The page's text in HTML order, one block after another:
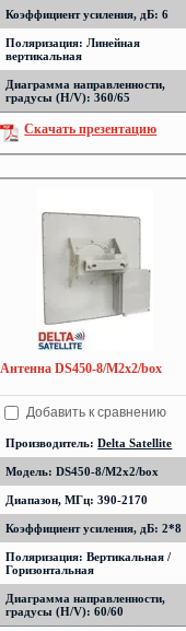
Коэффициент усиления, дБ: 6
Поляризация: Линейная
вертикальная
Диаграмма направленности,
градусы (H/V): 360/65
Скачать презентацию
Антенна DS450-8/M2x2/box
Добавить к сравнению
Производитель:Delta Satellite
Модель: DS450-8/M2x2/box
Диапазон, МГц: 390-2170
Коэффициент усиления, дБ: 2*8
Поляризация: Вертикальная /
Горизонтальная
Диаграмма направленности,
градусы (H/V): 60/60